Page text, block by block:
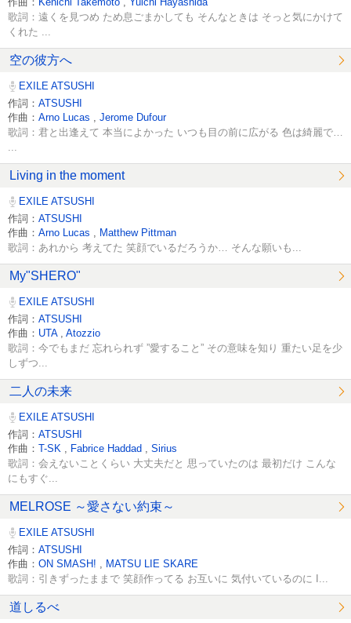
歌詞：遠くを見つめ ため息ごまかしても そんなときは そっと気にかけて
くれた ...
空の彼方へ
EXILE ATSUSHI
作詞： ATSUSHI
作曲： Arno Lucas Jerome Dufour
歌詞：君と出逢えて 本当によかった いつも目の前に広がる 色は綺麗で…
Living in the moment
EXILE ATSUSHI
作詞： ATSUSHI
作曲： Arno Lucas Matthew Pittman
歌詞：あれから 考えてた 笑顔でいるだろうか… そんな願いも...
My"SHERO"
EXILE ATSUSHI
作詞： ATSUSHI
作曲： UTA Atozzio
歌詞：今でもまだ 忘れられず ”愛すること” その意味を知り 重たい足を少
しずつ...
二人の未来
EXILE ATSUSHI
作詞： ATSUSHI
作曲： T-SK Fabrice Haddad Sirius
歌詞：会えないことくらい 大丈夫だと 思っていたのは 最初だけ こんな
にもすぐ...
MELROSE ～愛さない約束～
EXILE ATSUSHI
作詞： ATSUSHI
作曲： ON SMASH! MATSU LIE SKARE
歌詞：引きずったままで 笑顔作ってる お互いに 気付いているのに I...
道しるべ